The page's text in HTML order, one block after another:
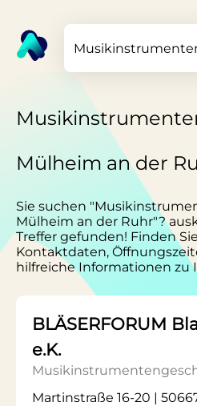
Mülheim an der
Sie suchen
Mülheim an der Ruhr"?
Treffer gefunden! Finden
Kontaktdaten,
hilfreiche Informationen zu
BLÄSERFORUM
e.K.
Martinstraße 16-20 |